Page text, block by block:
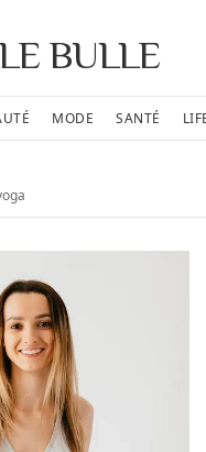
BULLE
MODE SANTÉ